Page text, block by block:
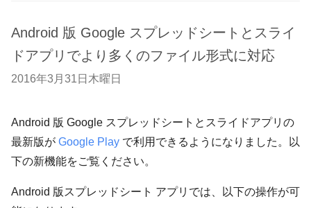
Android 版 Google スプレッドシートとスライ
ドアプリでより多くのファイル形式に対応
2016年3月31日木曜日
Android 版 Google スプレッドシートとスライドアプリの
最新版が Google Play で利用できるようになりました。以
下の新機能をご覧ください。
Android 版スプレッドシート アプリでは、以下の操作が可